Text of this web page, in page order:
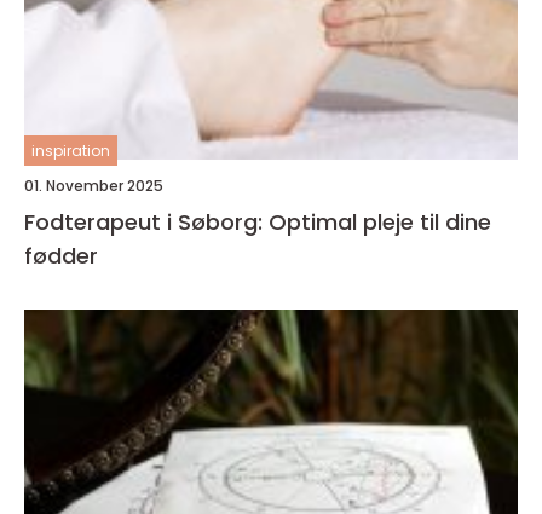
inspiration
01. November 2025
Fodterapeut i Søborg: Optimal pleje til dine
fødder